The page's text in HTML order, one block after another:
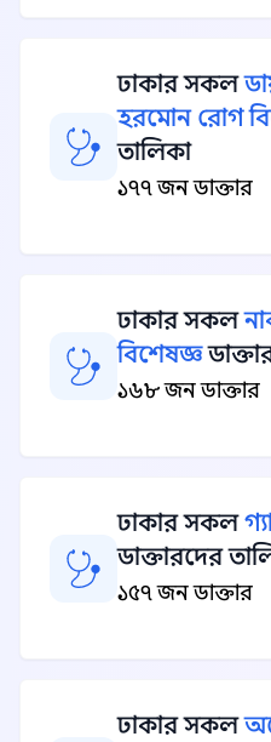
ঢাকার সকল
হরমোন রোগ
তালিকা
১৭৭ জন ডাক্তার
ঢাকার সকল
বিশেষজ্ঞ
১৬৮ জন ডাক্তার
ঢাকার সকল
ডাক্তারদের
১৫৭ জন ডাক্তার
ঢাকার সকল